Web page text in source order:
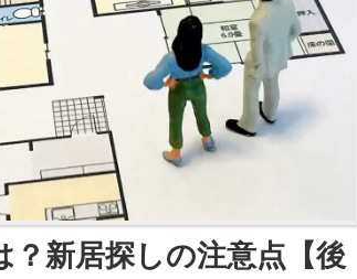
？新居探しの注意点【後